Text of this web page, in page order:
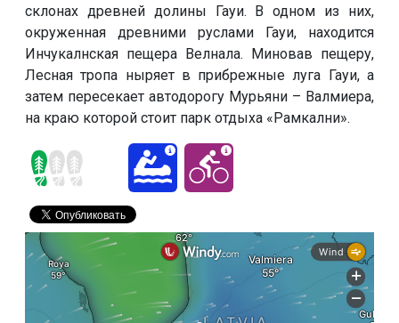
склонах древней долины Гауи. В одном из них,
окруженная древними руслами Гауи, находится
Инчукалнская пещера Велнала. Миновав пещеру,
Лесная тропа ныряет в прибрежные луга Гауи, а
затем пересекает автодорогу Мурьяни – Валмиера,
на краю которой стоит парк отдыха «Рамкални».